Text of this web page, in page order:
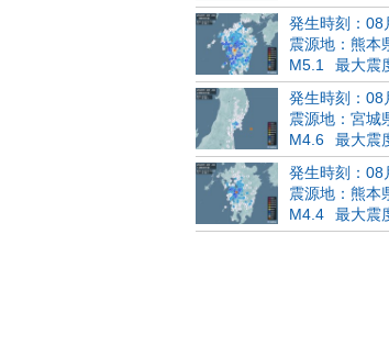
発生時刻：08
震源地：熊本
M5.1
最大震
発生時刻：08
震源地：宮城
M4.6
最大震
発生時刻：08
震源地：熊本
M4.4
最大震